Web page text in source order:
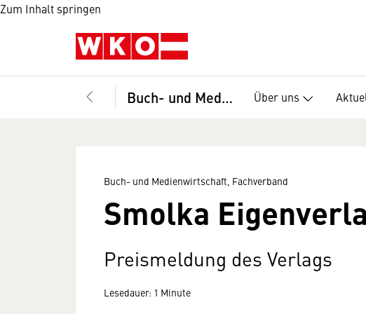
Zum Inhalt springen
Buch- und Medienwirtschaft, Fachverband Über uns
Buch- und Medienwirtschaft, Fachverband
Smolka
Preismeldung des Verlags
Lesedauer: 1 Minute